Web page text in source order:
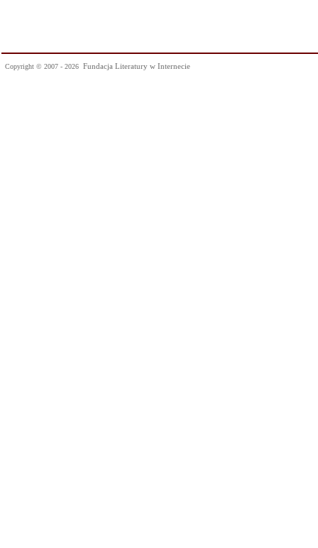
Copyright © 2007 - 2026 Fundacja Literatury w Internecie